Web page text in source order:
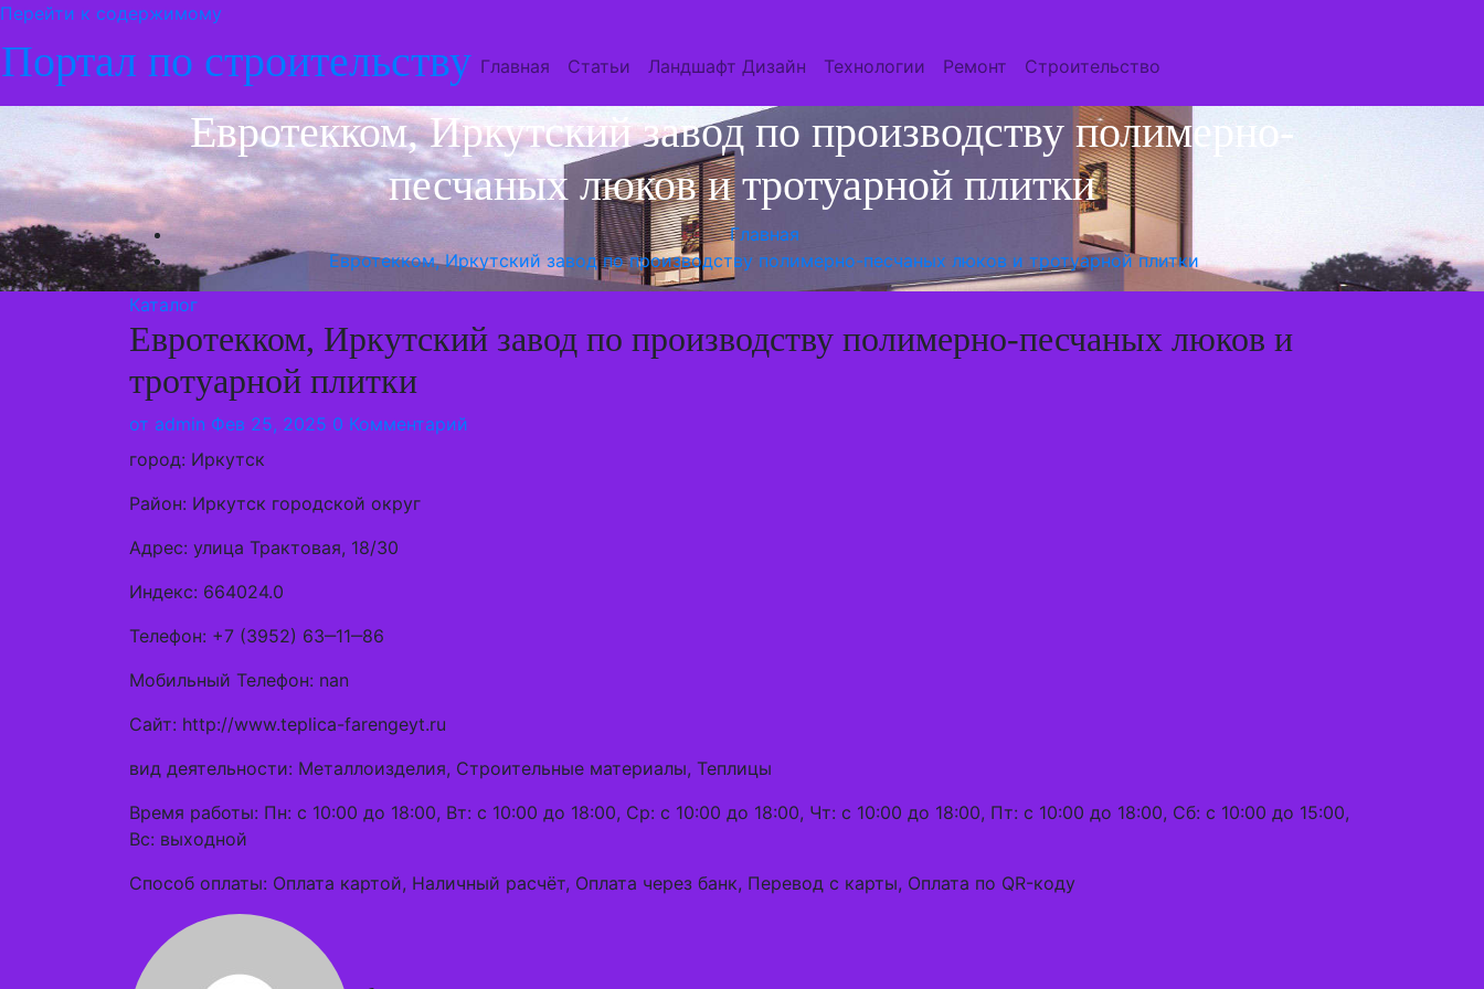
Перейти к содержимому
Портал по строительству Главная Статьи Ландшафт Дизайн Технологии Ремонт Строительство
Евротекком, Иркутский завод по производству полимерно-
песчаных люков и тротуарной плитки
Главная
Евротекком, Иркутский завод по производству полимерно-песчаных люков и тротуарной плитки
Каталог
Евротекком, Иркутский завод по производству полимерно-песчаных люков и
тротуарной плитки
от admin Фев 25, 2025 0 Комментарий
город: Иркутск
Район: Иркутск городской округ
Адрес: улица Трактовая, 18/30
Индекс: 664024.0
Телефон: +7 (3952) 63‒11‒86
Мобильный Телефон: nan
Сайт: http://www.teplica-farengeyt.ru
вид деятельности: Металлоизделия, Строительные материалы, Теплицы
Время работы: Пн: с 10:00 до 18:00, Вт: с 10:00 до 18:00, Ср: с 10:00 до 18:00, Чт: с 10:00 до 18:00, Пт: с 10:00 до 18:00, Сб: с 10:00 до 15:00,
Вс: выходной
Способ оплаты: Оплата картой, Наличный расчёт, Оплата через банк, Перевод с карты, Оплата по QR-коду